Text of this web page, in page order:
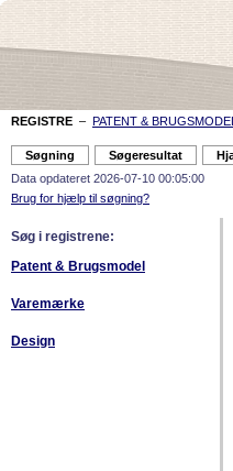
REGISTRE – PATENT & BRUGSMODEL
Data opdateret 2026-07-10 00:05:00
Brug for hjælp til søgning?
Søg i registrene:
Patent & Brugsmodel
Varemærke
Design